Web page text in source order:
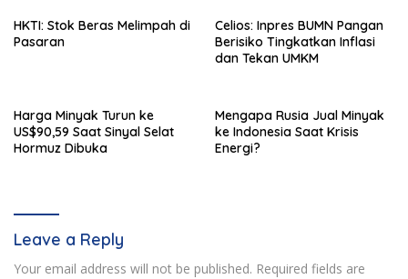
HKTI: Stok Beras Melimpah di
Pasaran
Celios: Inpres BUMN Pangan
Berisiko Tingkatkan Inflasi
dan Tekan UMKM
Harga Minyak Turun ke
US$90,59 Saat Sinyal Selat
Hormuz Dibuka
Mengapa Rusia Jual Minyak
ke Indonesia Saat Krisis
Energi?
Leave a Reply
Your email address will not be published. Required fields are